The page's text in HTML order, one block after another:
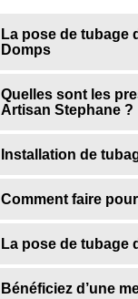
La pose de tubage
Domps
Quelles sont les
Artisan Stephane ?
Installation de
Comment faire
La pose de tubage
Bénéficiez d’une